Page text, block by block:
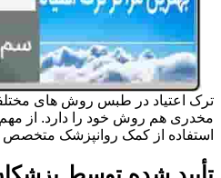
ترک اعتیاد در طبس روش های
مخدری هم روش خود را دارد. از مهم
استفاده از کمک روانپزشک